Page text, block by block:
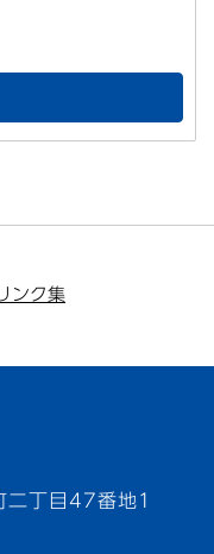
ンク集
丁目47番地1